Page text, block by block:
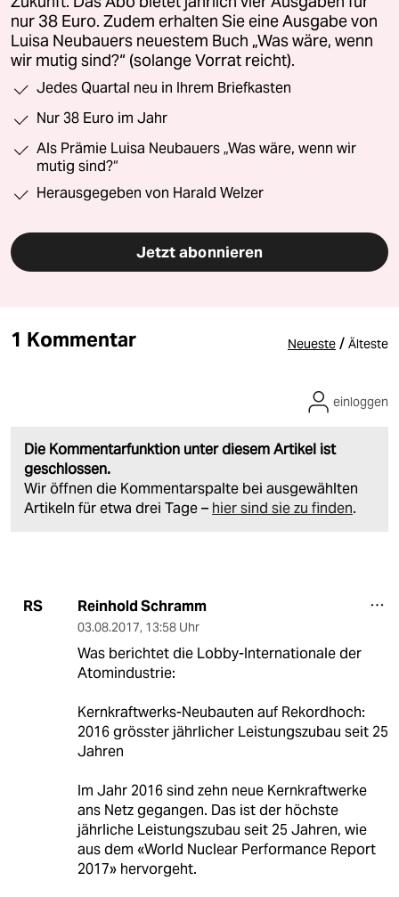
nur 38 Euro. Zudem erhalten Sie eine Ausgabe von
Luisa Neubauers neuestem Buch „Was wäre, wenn
wir mutig sind?“ (solange Vorrat reicht).
Jedes Quartal neu in Ihrem Briefkasten
Nur 38 Euro im Jahr
Als Prämie Luisa Neubauers „Was wäre, wenn wir
mutig sind?“
Herausgegeben von Harald Welzer
Jetzt abonnieren
1 Kommentar Neueste / Älteste
Die Kommentarfunktion unter diesem Artikel ist
geschlossen.
Wir öffnen die Kommentarspalte bei ausgewählten
Artikeln für etwa drei Tage – hier sind sie zu finden.
einloggen
RS Reinhold Schramm
03.08.2017, 13:58 Uhr
Was berichtet die Lobby-Internationale der
Atomindustrie:
Kernkraftwerks-Neubauten auf Rekordhoch:
2016 grösster jährlicher Leistungszubau seit 25
Jahren
Im Jahr 2016 sind zehn neue Kernkraftwerke
ans Netz gegangen. Das ist der höchste
jährliche Leistungszubau seit 25 Jahren, wie
aus dem «World Nuclear Performance Report
2017» hervorgeht.